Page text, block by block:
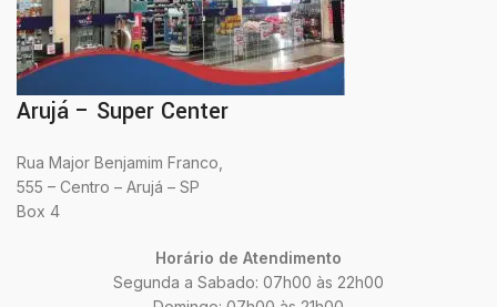
Arujá – Super Center
Rua Major Benjamim Franco,
555 – Centro – Arujá – SP
Box 4
Horário de Atendimento
Segunda a Sabado: 07h00 às 22h00